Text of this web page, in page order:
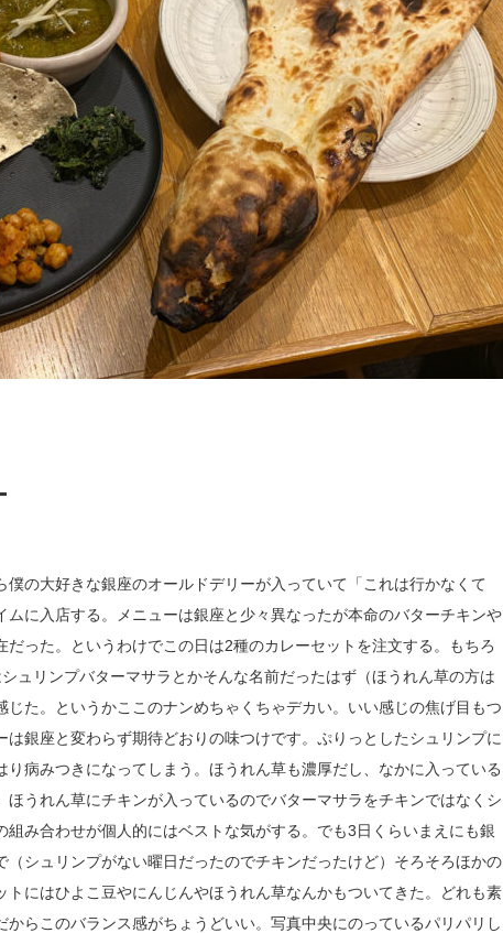
僕の大好きな銀座のオールドデリーが入っていて「これは行かなくて
ムに入店する。メニューは銀座と少々異なったが本命のバターチキンや
った。というわけでこの日は2種のカレーセットを注文する。もちろ
ュリンプバターマサラとかそんな名前だったはず（ほうれん草の方は
た。というかここのナンめちゃくちゃデカい。いい感じの焦げ目もつ
銀座と変わらず期待どおりの味つけです。ぷりっとしたシュリンプに
病みつきになってしまう。ほうれん草も濃厚だし、なかに入っている
うれん草にチキンが入っているのでバターマサラをチキンではなくシ
組み合わせが個人的にはベストな気がする。でも3日くらいまえにも銀
（シュリンプがない曜日だったのでチキンだったけど）そろそろほかの
トにはひよこ豆やにんじんやほうれん草なんかもついてきた。どれも素
らこのバランス感がちょうどいい。写真中央にのっているパリパリし